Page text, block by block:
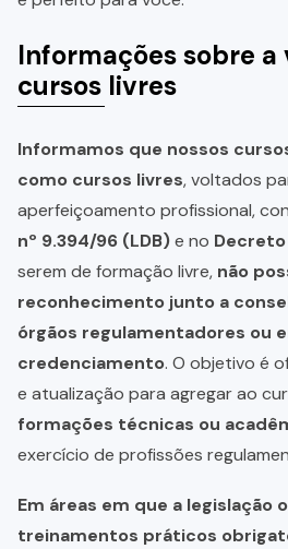
Informações sobre a
cursos livres
Informamos que nossos
como cursos livres, voltados
aperfeiçoamento profissional,
nº 9.394/96 (LDB)e no Decreto
serem de formação livre, não
reconhecimento junto a
órgãos regulamentadores ou
credenciamento. O objetivo é
e atualização para agregar ao
formações técnicas ou
exercício de profissões
Em áreas em que a legislação
treinamentos práticos